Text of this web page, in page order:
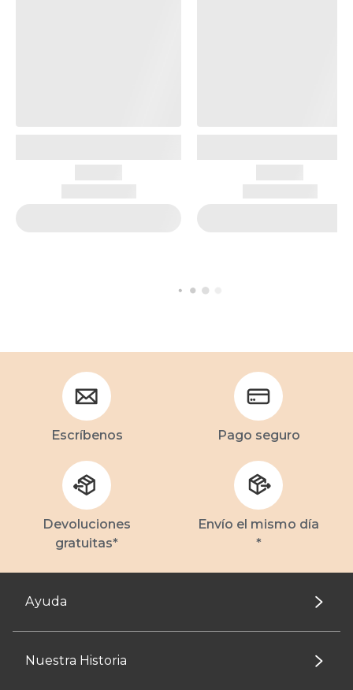
Escríbenos Pago seguro
Devoluciones
gratuitas*
Envío el mismo día
*
Ayuda
Nuestra Historia